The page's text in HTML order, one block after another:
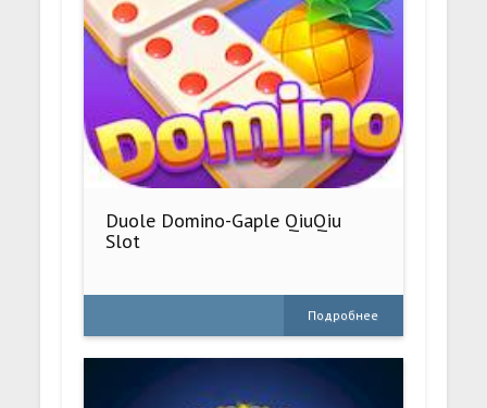
Duole Domino-Gaple QiuQiu
Slot
Подробнее